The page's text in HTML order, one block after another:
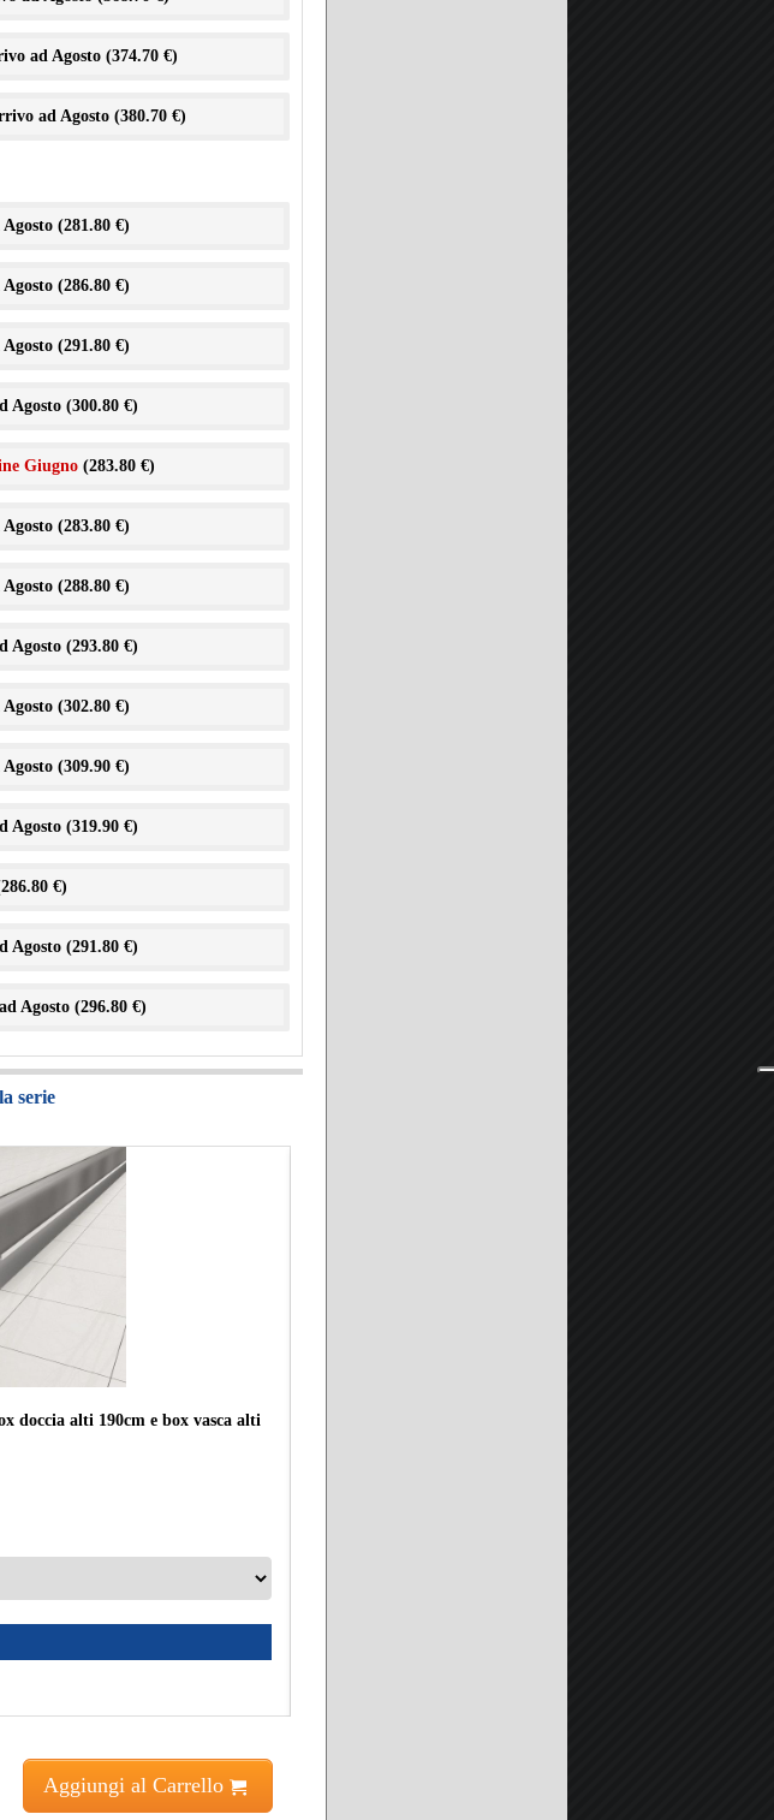
ad Agosto (374.70 €)
ad Agosto (380.70 €)
(281.80 €)
(286.80 €)
(291.80 €)
Agosto (300.80 €)
Giugno (283.80 €)
(283.80 €)
(288.80 €)
Agosto (293.80 €)
(302.80 €)
(309.90 €)
Agosto (319.90 €)
286.80 €)
Agosto (291.80 €)
Agosto (296.80 €)
serie
doccia alti 190cm e box vasca alti
Aggiungi al Carrello